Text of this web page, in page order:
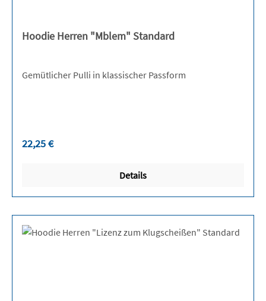
Hoodie Herren "Mblem" Standard
Gemütlicher Pulli in klassischer Passform
Regulärer Preis:
22,25 €
Details